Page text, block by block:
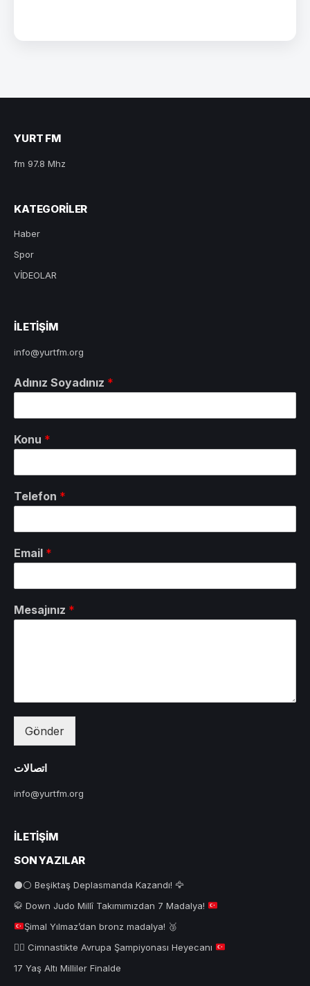
YURT FM
fm 97.8 Mhz
KATEGORILER
Haber
Spor
VİDEOLAR
ILETIŞIM
info@yurtfm.org
Adınız Soyadınız *
Konu *
Telefon *
Email *
Mesajınız *
Gönder
اتصالات
info@yurtfm.org
İLETIŞIM
SON YAZILAR
⚫⚪ Beşiktaş Deplasmanda Kazandı! 🦅
🥋 Down Judo Millî Takımımızdan 7 Madalya!
Şimal Yılmaz’dan bronz madalya! 🥉
🤸‍♂️ Cimnastikte Avrupa Şampiyonası Heyecanı
17 Yaş Altı Milliler Finalde